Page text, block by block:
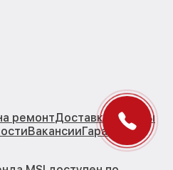
ремонтДоставка
Отзывы
ВакансииГарантии